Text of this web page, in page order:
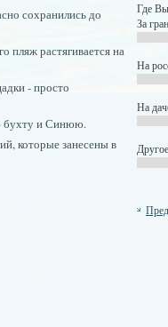
сохранились до
растягивается на
- просто
бухту и Синюю.
которые занесены в
Где Вы
За
На
На
Другое